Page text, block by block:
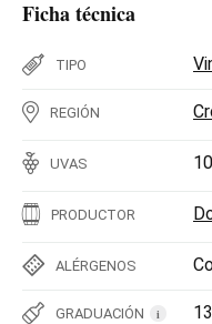
Ficha técnica
TIPO
REGIÓN
UVAS
PRODUCTOR
ALÉRGENOS
GRADUACIÓN i